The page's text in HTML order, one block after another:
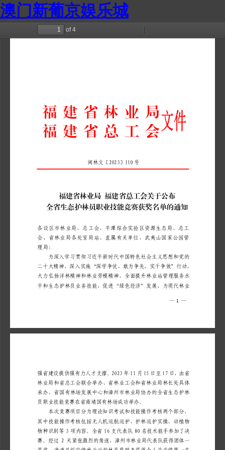
澳门新葡京娱乐城
Find
of 4
Zoom
— 1 —
福建省林业局
福建省 总工会
福建省林业局 福建省总工会关于公布
全省生态护林员职业技能竞赛获奖名单的通知
各设区市林业局、总工会，平潭综合实验区资源生态局、总工
会，省林业局各处室局站、直属有关单位，武夷山国家公园管
理局 ：
为深入学习贯彻习近平新时代中国特色社会主义思想和党的
二十大精神，深入实施“深学争优、敢为争先、实干争效”行动，
大力弘扬洋林精神和林业劳模精神， 全面提升林业站管理服务水
平和生态护林员业务技能，促进“绿色经济”发展，为现代林业
闽林文〔 2023〕 110 号
强省建设提供强有力人才支撑。2023 年 11 月 15 日至 17 日，由省
林业局和省总工会联合举办、 省林业工会和省林业局林长处具体
承办、 省国有林场发展中心和漳州市林业局协办的全省生态护林
员职业技能竞赛在省南靖国有林场成功举办。
本次竞赛项目分为理论知识考试和技能操作考核两个部分，
其中技能操作考核包括无人机巡航巡护、护林巡护实操、动植物
物种识别等 3 项内容。 全省 16 支代表队 80 名技术能手参加了决
赛。经过 2 天紧张激烈的角逐，漳州市林业局代表队获得团体一